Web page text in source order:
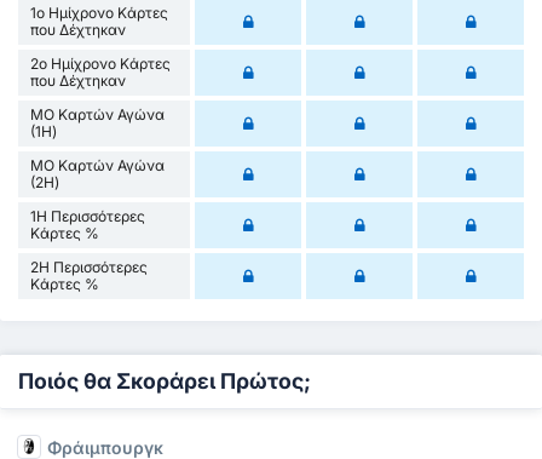
1ο Ημίχρονο Κάρτες
που Δέχτηκαν
2ο Ημίχρονο Κάρτες
που Δέχτηκαν
ΜΟ Καρτών Αγώνα
(1Η)
ΜΟ Καρτών Αγώνα
(2Η)
1Η Περισσότερες
Κάρτες %
2Η Περισσότερες
Κάρτες %
Ποιός θα Σκοράρει Πρώτος;
Φράιμπουργκ